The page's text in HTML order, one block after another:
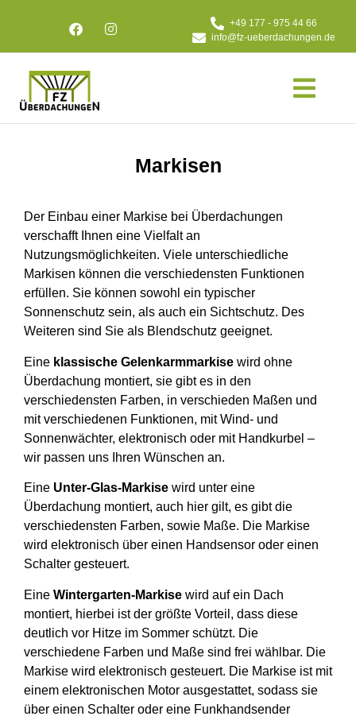
+49 177 - 975 44 66
info@fz-ueberdachungen.de
Markisen
Der Einbau einer Markise bei Überdachungen
verschafft Ihnen eine Vielfalt an
Nutzungsmöglichkeiten. Viele unterschiedliche
Markisen können die verschiedensten Funktionen
erfüllen. Sie können sowohl ein typischer
Sonnenschutz sein, als auch ein Sichtschutz. Des
Weiteren sind Sie als Blendschutz geeignet.
Eine klassische Gelenkarmmarkise wird ohne
Überdachung montiert, sie gibt es in den
verschiedensten Farben, in verschieden Maßen und
mit verschiedenen Funktionen, mit Wind- und
Sonnenwächter, elektronisch oder mit Handkurbel –
wir passen uns Ihren Wünschen an.
Eine Unter-Glas-Markise wird unter eine
Überdachung montiert, auch hier gilt, es gibt die
verschiedensten Farben, sowie Maße. Die Markise
wird elektronisch über einen Handsensor oder einen
Schalter gesteuert.
Eine Wintergarten-Markise wird auf ein Dach
montiert, hierbei ist der größte Vorteil, dass diese
deutlich vor Hitze im Sommer schützt. Die
verschiedene Farben und Maße sind frei wählbar. Die
Markise wird elektronisch gesteuert. Die Markise ist mit
einem elektronischen Motor ausgestattet, sodass sie
über einen Schalter oder eine Funkhandsender